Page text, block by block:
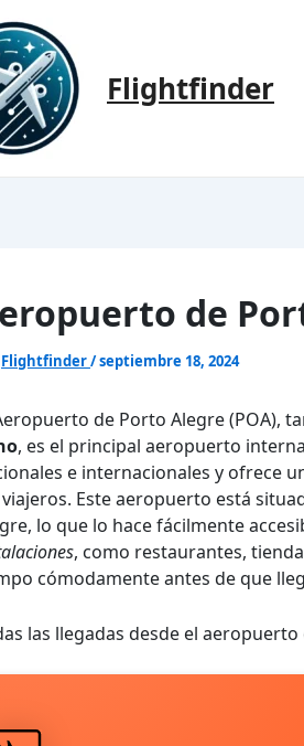
Flightfinder
de
Flightfinder/septiembre 18, 2024
de Porto Alegre (POA),
, es el principal aeropuerto
e internacionales y ofrece
Este aeropuerto está
lo que lo hace fácilmente
, como restaurantes,
cómodamente antes de que
las llegadas desde el